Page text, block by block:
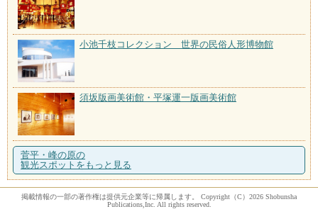
小池千枝コレクション 世界の民俗人形博物館
須坂版画美術館・平塚運一版画美術館
菅平・峰の原の
観光スポットをもっと見る
掲載情報の一部の著作権は提供元企業等に帰属します。 Copyright（C）2026 Shobunsha
Publications,Inc. All rights reserved.